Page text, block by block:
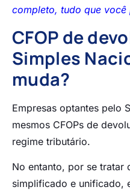
completo, tudo que você
CFOP de
Simples
muda?
Empresas optantes pelo
mesmos CFOPs de
regime tributário.
No entanto, por se tratar
simplificado e unificado,